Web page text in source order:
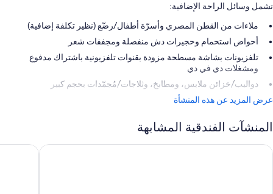
تشمل وسائل الراحة الإضافية:
ملاءات من القطن المصري وأسرّة أطفال/رضّع (نظير تكلفة إضافية)
أحواض استحمام وحجيرات دش منفصلة ومجففات شعر
تلفزيونات بشاشة مسطحة مزودة بقنوات تلفزيونية باشتراك مدفوع
ومشغلات دي في دي
دواليب/خزائن ملابس، ومطابخ، وثلاجات/مُجمّدات بحجم كبير
عرض المزيد عن هذه المنشأة
المنشآت الفندقية المشابهة
ببرز بلو ووتر ريزورت ليكس إدج